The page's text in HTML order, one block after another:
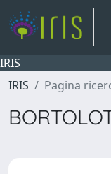
IRIS
IRIS
Pagina